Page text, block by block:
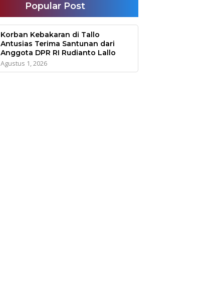
Popular Post
Korban Kebakaran di Tallo
Antusias Terima Santunan dari
Anggota DPR RI Rudianto Lallo
Agustus 1, 2026